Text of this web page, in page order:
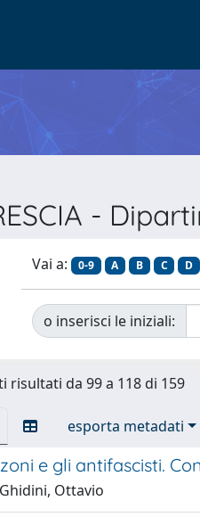
-
Vai a: 0-9 A B C D
o inserisci le iniziali:
risultati da 99 a 118 di 159
esporta metadati
e gli antifascisti.
Ottavio